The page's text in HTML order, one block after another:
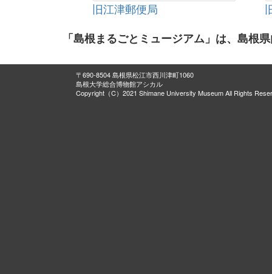
旧江津郵便局
「島根まるごとミュージアム」は、島根
〒690-8504 島根県松江市西川津町1060
島根大学総合博物館アシカル
Copyright（C）2021 Shimane University Museum All Rights